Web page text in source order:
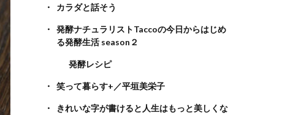
カラダと話そう
発酵ナチュラリストTaccoの今日からはじめ
る発酵生活 season２
発酵レシピ
笑って暮らす+／平垣美栄子
きれいな字が書けると人生はもっと美しくな